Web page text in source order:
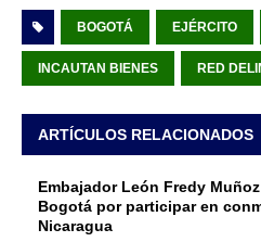
BOGOTÁ EJÉRCITO
INCAUTAN BIENES RED
ARTÍCULOS RELACIONADOS
Embajador León Fredy
Bogotá por participar en
Nicaragua